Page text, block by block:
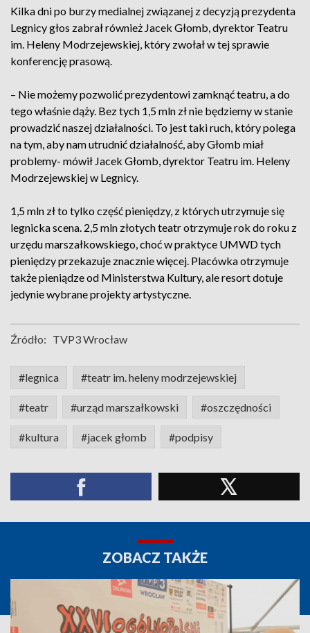
Kilka dni po burzy medialnej związanej z decyzją prezydenta
Legnicy głos zabrał również Jacek Głomb, dyrektor Teatru
im. Heleny Modrzejewskiej, który zwołał w tej sprawie
konferencję prasową.
– Nie możemy pozwolić prezydentowi zamknąć teatru, a do
tego właśnie dąży. Bez tych 1,5 mln zł nie będziemy w stanie
prowadzić naszej działalności. To jest taki ruch, który polega
na tym, aby nam utrudnić działalność, aby Głomb miał
problemy- mówił Jacek Głomb, dyrektor Teatru im. Heleny
Modrzejewskiej w Legnicy.
1,5 mln zł to tylko część pieniędzy, z których utrzymuje się
legnicka scena. 2,5 mln złotych teatr otrzymuje rok do roku z
urzędu marszałkowskiego, choć w praktyce UMWD tych
pieniędzy przekazuje znacznie więcej. Placówka otrzymuje
także pieniądze od Ministerstwa Kultury, ale resort dotuje
jedynie wybrane projekty artystyczne.
Źródło: TVP3 Wrocław
#legnica #teatr im. heleny modrzejewskiej
#teatr #urząd marszałkowski #oszczędności
#kultura #jacek głomb #podpisy
ZOBACZ TAKŻE